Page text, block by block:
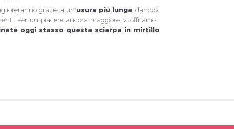
grazie a un'usura più lunga , dandovi
Per un piacere ancora maggiore, vi offriamo i
oggi stesso questa sciarpa in mirtillo